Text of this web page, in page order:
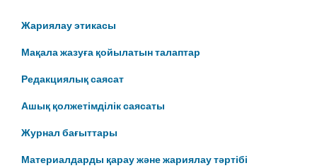
Жариялау этикасы
Мақала жазуға қойылатын талаптар
Редакциялық саясат
Ашық қолжетімділік саясаты
Журнал бағыттары
Материалдарды қарау және жариялау тәртібі